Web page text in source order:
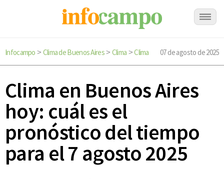
Infocampo > Clima de Buenos Aires> Clima >Clima 07 de agosto de 2025
Clima en Buenos Aires
hoy: cuál es el
pronóstico del tiempo
para el 7 agosto 2025